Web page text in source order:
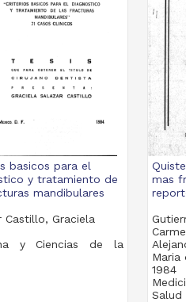
basicos para el
y tratamiento de
mandibulares
Castillo, Graciela
y Ciencias de la
mas
Maria
1984
Salud